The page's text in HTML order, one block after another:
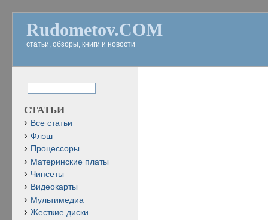
Rudometov.COM
статьи, обзоры, книги и новости
СТАТЬИ
Все статьи
Флэш
Процессоры
Материнские платы
Чипсеты
Видеокарты
Мультимедиа
Жесткие диски